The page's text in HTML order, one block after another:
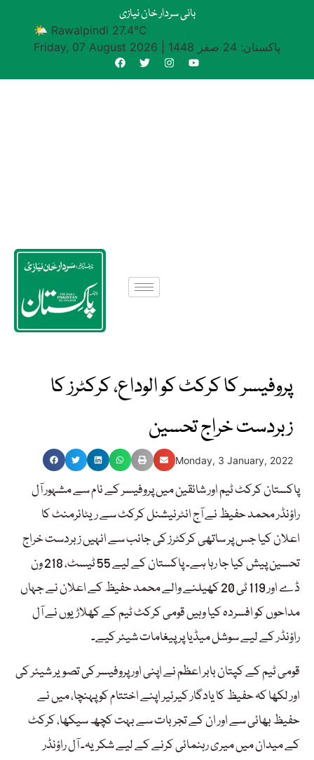
بانی سردار خان نیازی
🌤 Rawalpindi 27.4°C
Friday, 07 August 2026
پاکستان: 24 صفر 1448
پروفیسر کا کرکٹ کو الوداع، کرکٹرز کا
زبردست خراج تحسین
Monday, 3 January, 2022
پاکستان کرکٹ ٹیم اور شائقین میں پروفیسر کے نام سے مشہور آل
راؤنڈر محمد حفیظ نے آج انٹرنیشنل کرکٹ سے ریٹائرمنٹ کا
اعلان کیا جس پر ساتھی کرکٹرز کی جانب سے انہیں زبردست خراج
تحسین پیش کیا جا رہا ہے۔ پاکستان کے لیے 55 ٹیسٹ، 218 ون
ڈے اور 119 ٹی 20 کھیلنے والے محمد حفیظ کے اعلان نے جہاں
مداحوں کو افسردہ کیا وہیں قومی کرکٹ ٹیم کے کھلاڑیوں نے آل
راؤنڈر کے لیے سوشل میڈیا پر پیغامات شیئر کیے۔
قومی ٹیم کے کپتان بابر اعظم نے اپنی اور پروفیسر کی تصویر شیئر کی
اور لکھا کہ حفیظ کا یادگار کیرئیر اپنے اختتام کو پہنچا، میں نے
حفیظ بھائی سے اور ان کے تجربات سے بہت کچھ سیکھا، کرکٹ
کے میدان میں میری رہنمائی کرنے کے لیے شکریہ۔ آل راؤنڈر